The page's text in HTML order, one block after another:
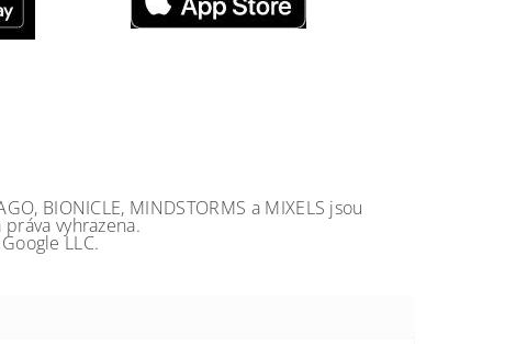
BIONICLE, MINDSTORMS a MIXELS jsou
vyhrazena.
LLC.